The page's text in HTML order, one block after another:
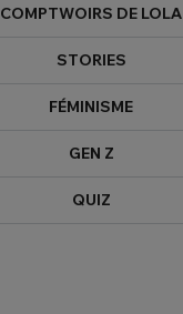
COMPTWOIRS DE LOLA
STORIES
FÉMINISME
GEN Z
QUIZ